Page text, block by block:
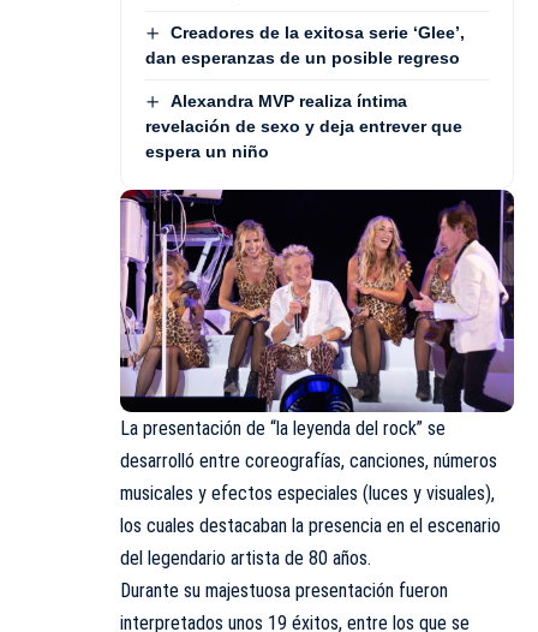
Creadores de la exitosa serie ‘Glee’,
dan esperanzas de un posible regreso
Alexandra MVP realiza íntima
revelación de sexo y deja entrever que
espera un niño
La presentación de “la leyenda del rock” se
desarrolló entre coreografías, canciones, números
musicales y efectos especiales (luces y visuales),
los cuales destacaban la presencia en el escenario
del legendario artista de 80 años.
Durante su majestuosa presentación fueron
interpretados unos 19 éxitos, entre los que se